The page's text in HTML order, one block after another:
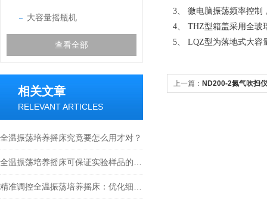
大容量摇瓶机
查看全部
相关文章
RELEVANT ARTICLES
全温振荡培养摇床究竟要怎么用才对？
3、 微电脑振荡频率控制
4、 THZ型箱盖采用全玻
5、 LQZ型为落地式大容
上一篇： ND200-2氮气吹扫